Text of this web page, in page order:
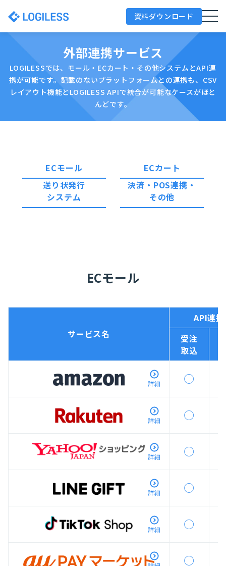
資料ダウンロード
外部連携サービス
LOGILESSでは、モール・ECカート・その他システムとAPI連
携が可能です。 記載のないプラットフォームとの連携も、CSV
レイアウト機能とLOGILESS APIで統合が可能なケースがほと
んどです。
ECモール
ECカート
送り状発行
システム
決済・POS連携・
その他
ECモール
サービス名
API連携
受注
取込
詳細 ◯
詳細 ◯
詳細 ◯
詳細 ◯
詳細 ◯
◯